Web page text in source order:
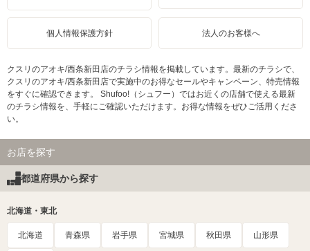
個人情報保護方針 法人のお客様へ
クスリのアオキ/西条新田店のチラシ情報を掲載しています。最新のチラシで、
クスリのアオキ/西条新田店で実施中のお得なセールやキャンペーン、特売情報
をすぐに確認できます。 Shufoo!（シュフー）ではお近くの店舗で使える最新
のチラシ情報を、手軽にご確認いただけます。お得な情報をぜひご活用くださ
い。
お店を探す
都道府県から探す
北海道・東北
北海道 青森県 岩手県 宮城県 秋田県 山形県